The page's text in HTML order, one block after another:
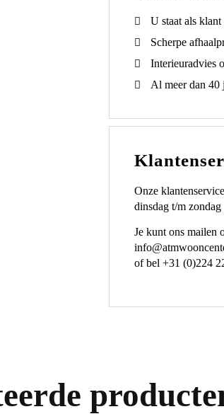
U staat als
Scherpe
Interieuradvies
Al meer dan 40
Onze
dinsdag t/m
Je kunt ons mailen
of bel +31 (0)224